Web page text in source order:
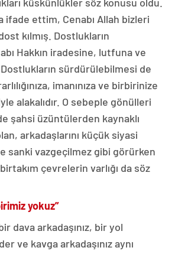
ifade ettim, Cenabı Allah bizleri
kılmış. Dostlukların
Hakkın iradesine, lutfuna ve
Dostlukların sürdürülebilmesi de
imanınıza ve birbirinize
alakalıdır. O sebeple gönülleri
şahsi üzüntülerden kaynaklı
arkadaşlarını küçük siyasi
sanki vazgeçilmez gibi görürken
çevrelerin varlığı da söz
yokuz”
dava arkadaşınız, bir yol
ve kavga arkadaşınız aynı